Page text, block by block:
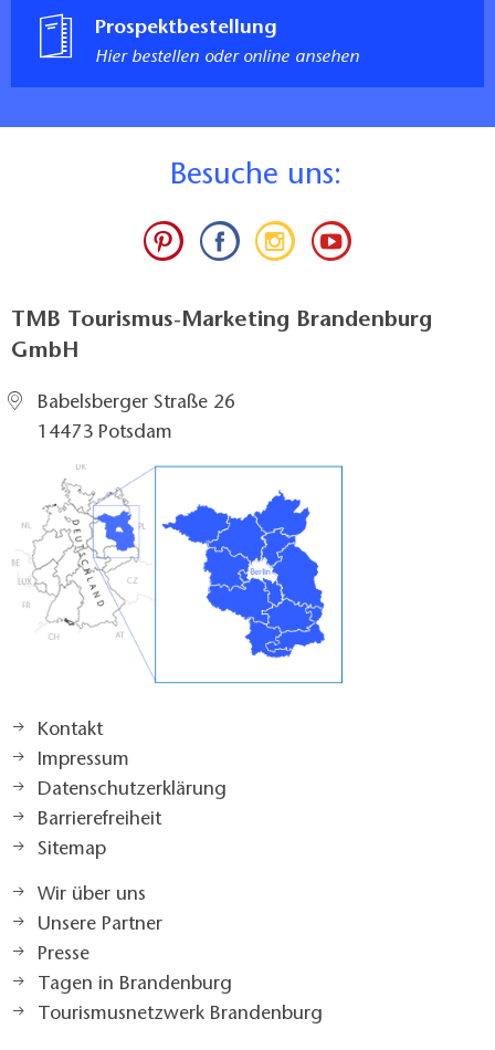
Prospektbestellung
Hier bestellen oder online ansehen
Besuche uns:
TMB Tourismus-Marketing Brandenburg
GmbH
Babelsberger Straße 26
14473 Potsdam
Kontakt
Impressum
Datenschutzerklärung
Barrierefreiheit
Sitemap
Wir über uns
Unsere Partner
Presse
Tagen in Brandenburg
Tourismusnetzwerk Brandenburg